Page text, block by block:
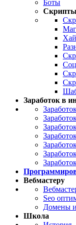
Боты
Скрипты
Заработок в
Вебмастеру
Seo
Домены
Школа